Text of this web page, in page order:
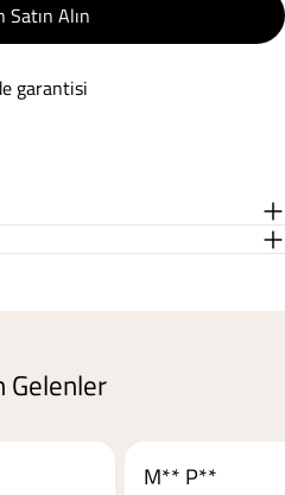
Satın Alın
garantisi
Gelenler
M** P**